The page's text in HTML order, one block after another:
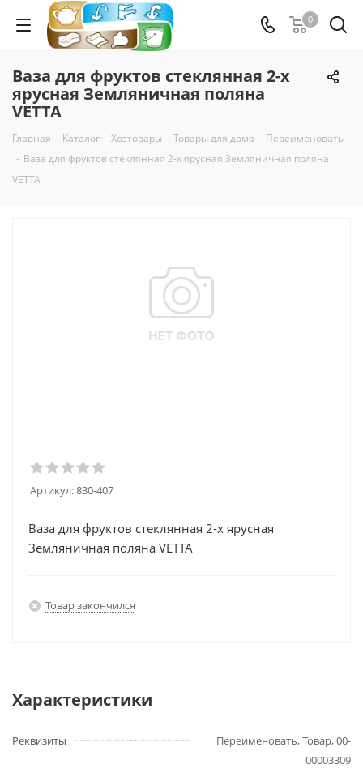
0
Ваза для фруктов стеклянная 2-х
ярусная Земляничная поляна
VETTA
Главная - Каталог - Хозтовары - Товары для дома - Переименовать
- Ваза для фруктов стеклянная 2-х ярусная Земляничная поляна
VETTA
Артикул:830-407
Ваза для фруктов стеклянная 2-х ярусная
Земляничная поляна VETTA
Товар закончился
Характеристики
Реквизиты
Переименовать, Товар, 00-
00003309